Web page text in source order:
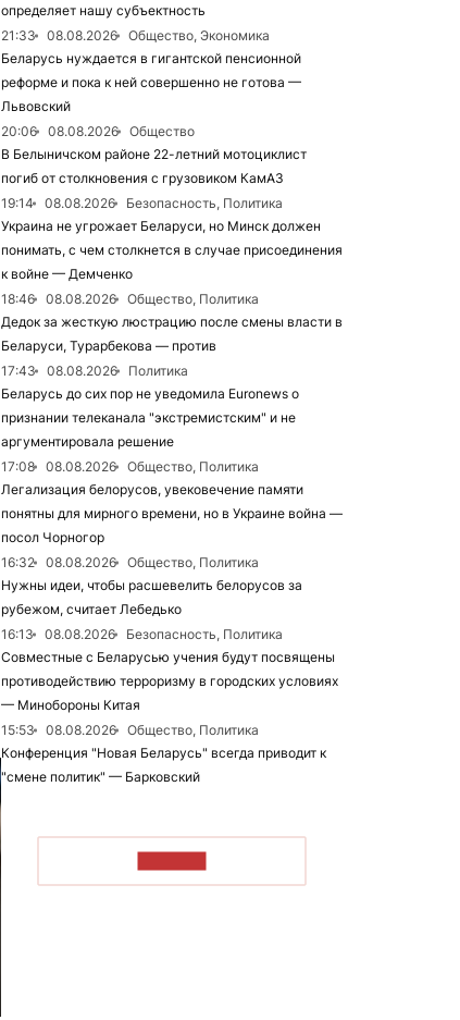
определяет нашу субъектность
21:33
08.08.2026
Общество, Экономика
Беларусь нуждается в гигантской пенсионной
реформе и пока к ней совершенно не готова —
Львовский
20:06
08.08.2026
Общество
В Белыничском районе 22-летний мотоциклист
погиб от столкновения с грузовиком КамАЗ
19:14
08.08.2026
Безопасность, Политика
Украина не угрожает Беларуси, но Минск должен
понимать, с чем столкнется в случае присоединения
к войне — Демченко
18:46
08.08.2026
Общество, Политика
Дедок за жесткую люстрацию после смены власти в
Беларуси, Турарбекова — против
17:43
08.08.2026
Политика
Беларусь до сих пор не уведомила Euronews о
признании телеканала "экстремистским" и не
аргументировала решение
17:08
08.08.2026
Общество, Политика
Легализация белорусов, увековечение памяти
понятны для мирного времени, но в Украине война —
посол Чорногор
16:32
08.08.2026
Общество, Политика
Нужны идеи, чтобы расшевелить белорусов за
рубежом, считает Лебедько
16:13
08.08.2026
Безопасность, Политика
Совместные с Беларусью учения будут посвящены
противодействию терроризму в городских условиях
— Минобороны Китая
15:53
08.08.2026
Общество, Политика
Конференция "Новая Беларусь" всегда приводит к
"смене политик" — Барковский